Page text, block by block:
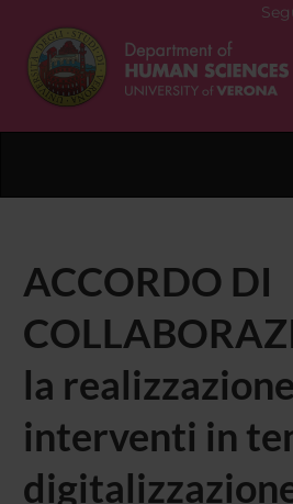
ACCORDO DI
la
interventi in